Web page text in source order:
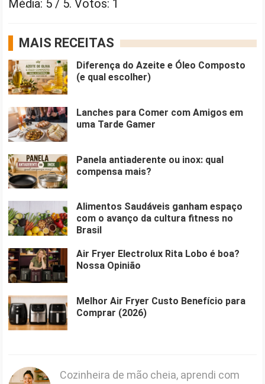
Média: 5 / 5. Votos: 1
MAIS RECEITAS
Diferença do Azeite e Óleo Composto
(e qual escolher)
Lanches para Comer com Amigos em
uma Tarde Gamer
Panela antiaderente ou inox: qual
compensa mais?
Alimentos Saudáveis ganham espaço
com o avanço da cultura fitness no
Brasil
Air Fryer Electrolux Rita Lobo é boa?
Nossa Opinião
Melhor Air Fryer Custo Benefício para
Comprar (2026)
Cozinheira de mão cheia, aprendi com